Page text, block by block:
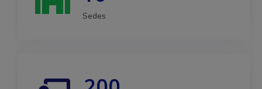
Sedes